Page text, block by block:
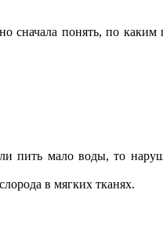
сначала понять, по
пить мало воды, то
в мягких тканях.